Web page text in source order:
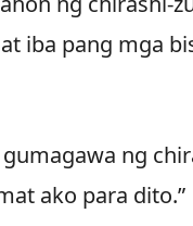
iba pang mga
ng
ako para dito.”